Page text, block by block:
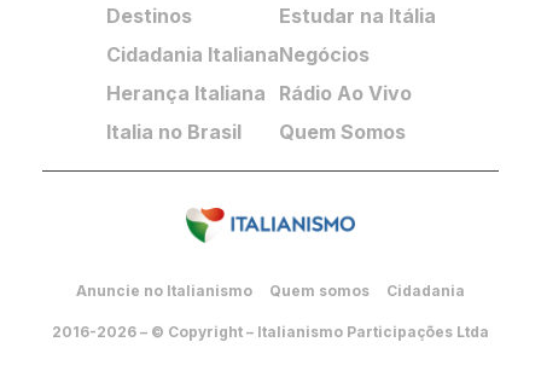
Destinos
Cidadania Italiana
Herança Italiana
Italia no Brasil
Estudar na Itália
Negócios
Rádio Ao Vivo
Quem Somos
Anuncie no Italianismo Quem somos Cidadania
2016-2026 – © Copyright – Italianismo Participações Ltda